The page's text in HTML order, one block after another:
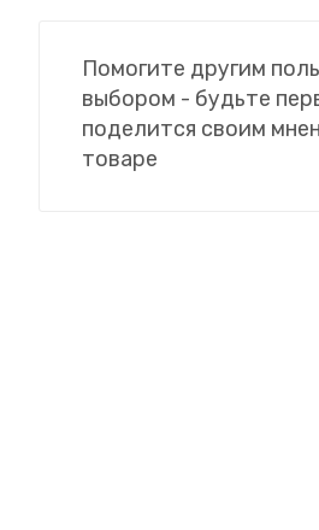
Помогите другим
выбором - будьте
поделится своим
товаре